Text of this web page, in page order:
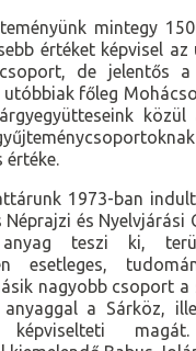
mintegy
értéket képvisel az
de jelentős a
utóbbiak főleg
értéke.
1973-ban
Néprajzi és Nyelvjárási
anyag teszi ki,
esetleges,
nagyobb csoport
anyaggal a Sárköz,
képviselteti